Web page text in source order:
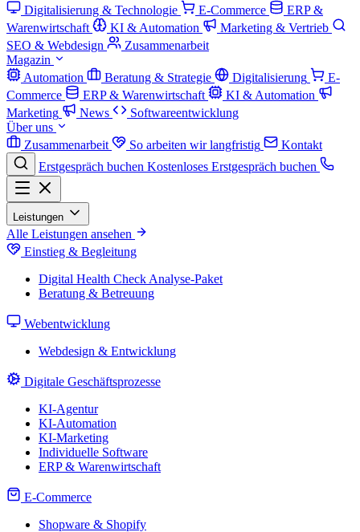
Digitalisierung & Technologie
E-Commerce
ERP &
Warenwirtschaft
KI & Automation
Marketing & Vertrieb
SEO & Webdesign
Zusammenarbeit
Magazin
Automation
Beratung & Strategie Digitalisierung
E-
Commerce
ERP & Warenwirtschaft
KI & Automation
Marketing
News
Softwareentwicklung
Über uns
Zusammenarbeit
So arbeiten wir langfristig
Kontakt
Erstgespräch buchen Kostenloses Erstgespräch buchen
Leistungen
Alle Leistungen ansehen
Einstieg & Begleitung
Digital Health Check Analyse-Paket
Beratung & Betreuung
Webentwicklung
Webdesign & Entwicklung
Digitale Geschäftsprozesse
KI-Agentur
KI-Automation
KI-Marketing
Individuelle Software
ERP & Warenwirtschaft
E-Commerce
Shopware & Shopify